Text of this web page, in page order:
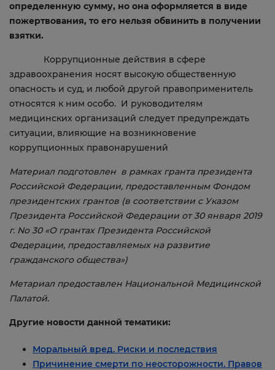
определенную сумму, но она оформляется в виде
пожертвования, то его нельзя обвинить в получении
взятки.
Коррупционные действия в сфере
здравоохранения носят высокую общественную
опасность и суд, и любой другой правоприменитель
относятся к ним особо. И руководителям
медицинских организаций следует предупреждать
ситуации, влияющие на возникновение
коррупционных правонарушений
Материал подготовлен в рамках гранта президента
Российской Федерации, предоставленным Фондом
президентских грантов (в соответствии с Указом
Президента Российской Федерации от 30 января 2019
г. No 30 «О грантах Президента Российской
Федерации, предоставляемых на развитие
гражданского общества»)
Метариал предоставлен Национальной Медицинской
Палатой.
Другие новости данной тематики:
Моральный вред. Риски и последствия
Причинение смерти по неосторожности. Правов